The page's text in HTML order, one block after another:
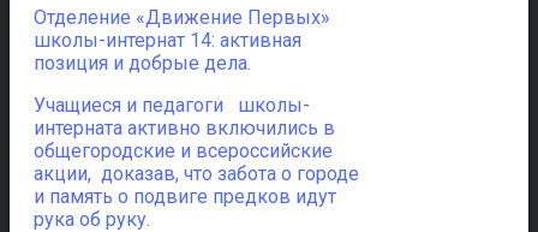
Отделение «Движение Первых»
школы-интернат 14: активная
позиция и добрые дела.
Учащиеся и педагоги школы-
интерната активно включились в
общегородские и всероссийские
акции, доказав, что забота о городе
и память о подвиге предков идут
рука об руку.